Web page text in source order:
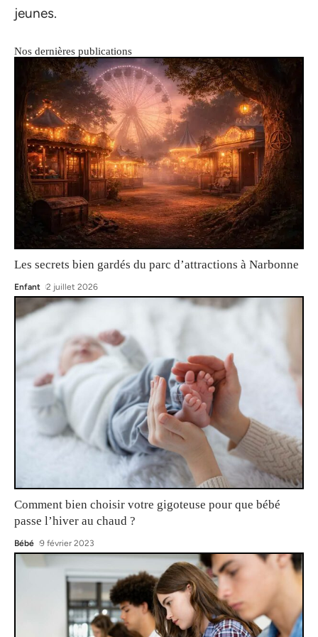
jeunes.
Nos dernières publications
Les secrets bien gardés du parc d’attractions à Narbonne
Enfant 2 juillet 2026
Comment bien choisir votre gigoteuse pour que bébé
passe l’hiver au chaud ?
Bébé 9 février 2023